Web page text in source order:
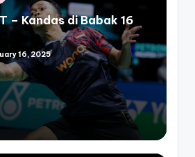
– Kandas di Babak 16
16, 2025